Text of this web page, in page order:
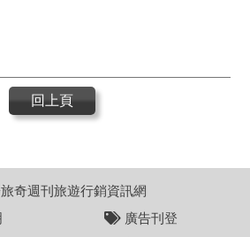
回上頁
奇週刊旅遊行銷資訊網
廣告刊登